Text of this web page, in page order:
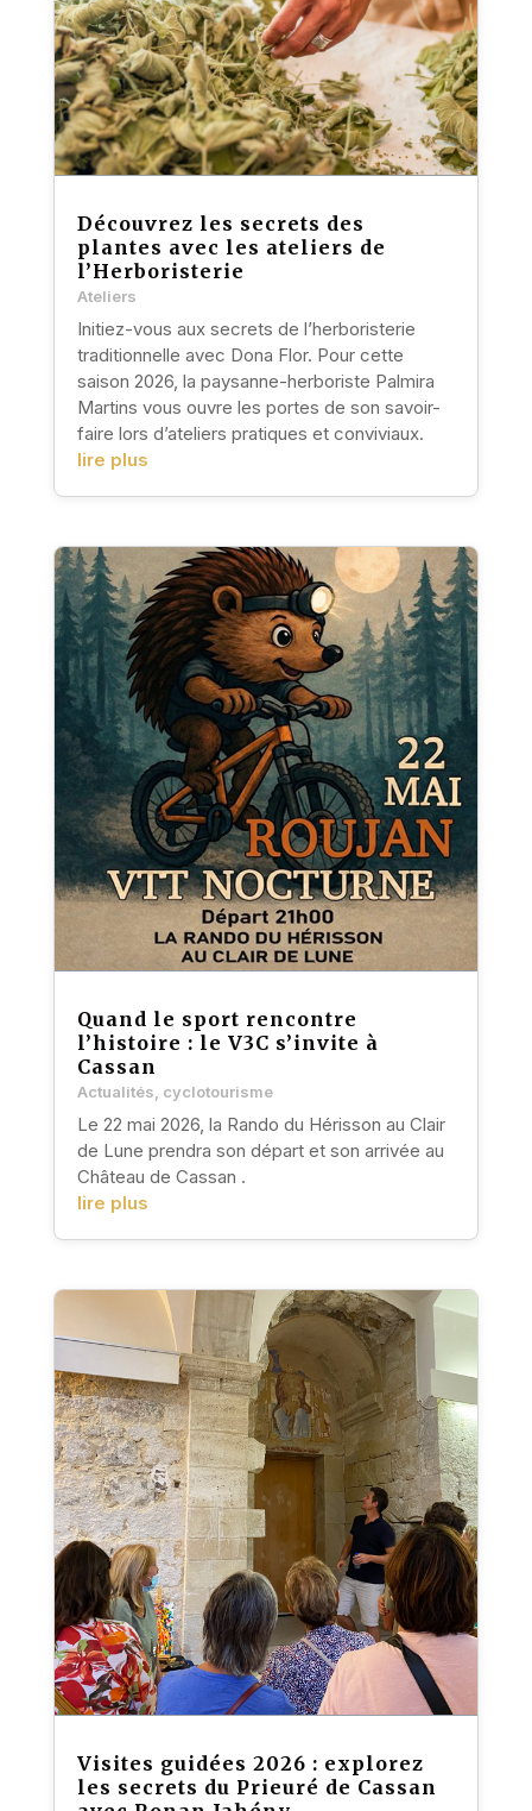
Découvrez les secrets des
plantes avec les ateliers de
l’Herboristerie
Ateliers
Initiez-vous aux secrets de l’herboristerie
traditionnelle avec Dona Flor. Pour cette
saison 2026, la paysanne-herboriste Palmira
Martins vous ouvre les portes de son savoir-
faire lors d’ateliers pratiques et conviviaux.
lire plus
Quand le sport rencontre
l’histoire : le V3C s’invite à
Cassan
Actualités, cyclotourisme
Le 22 mai 2026, la Rando du Hérisson au Clair
de Lune prendra son départ et son arrivée au
Château de Cassan .
lire plus
Visites guidées 2026 : explorez
les secrets du Prieuré de Cassan